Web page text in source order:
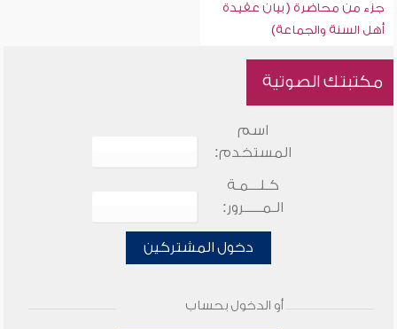
جزء من محاضرة ( بيان عقيدة
أهل السنة والجماعة)
مكتبتك الصوتية
اسم
المستخدم:
كـلـــمـة
الـمـــــرور:
دخول المشتركين
أو الدخول بحساب